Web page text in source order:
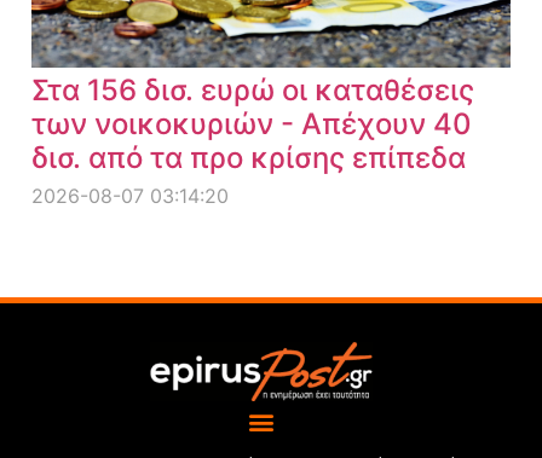
Στα 156 δισ. ευρώ οι καταθέσεις
των νοικοκυριών - Απέχουν 40
δισ. από τα προ κρίσης επίπεδα
2026-08-07 03:14:20